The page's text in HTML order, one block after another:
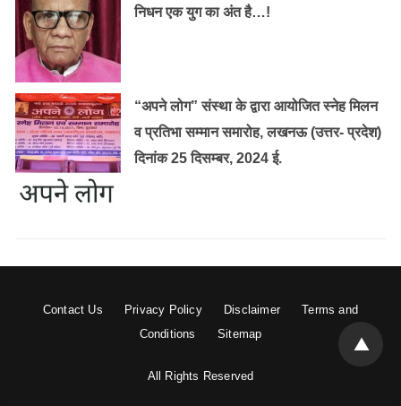
निधन एक युग का अंत है…!
“अपने लोग” संस्था के द्वारा आयोजित स्नेह मिलन
व प्रतिभा सम्मान समारोह, लखनऊ (उत्तर- प्रदेश)
दिनांक 25 दिसम्बर, 2024 ई.
Contact Us Privacy Policy Disclaimer
Terms and
Conditions
Sitemap
All Rights Reserved